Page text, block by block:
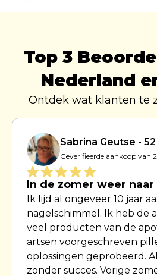
Top 3
Nederland
Ontdek wat klanten te
Sabrina Geutse -
Geverifieerde aankoop van
In de zomer weer
Ik lijd al ongeveer 10 jaar
nagelschimmel. Ik heb de
veel producten van de
artsen voorgeschreven
oplossingen geprobeerd.
zonder succes. Vorige